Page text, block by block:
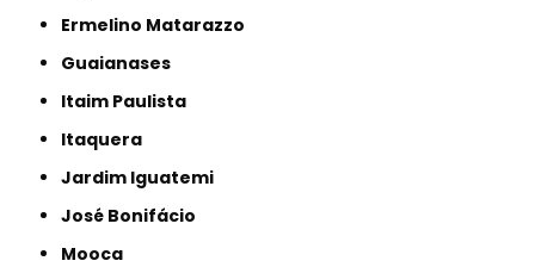
Ermelino Matarazzo
Guaianases
Itaim Paulista
Itaquera
Jardim Iguatemi
José Bonifácio
Mooca